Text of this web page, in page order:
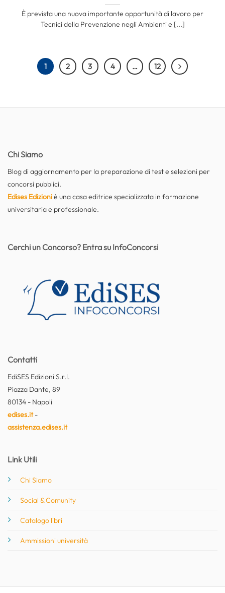
È prevista una nuova importante opportunità di lavoro per
Tecnici della Prevenzione negli Ambienti e [...]
1 2 3 4 … 12
Chi Siamo
Blog di aggiornamento per la preparazione di test e selezioni per
concorsi pubblici.
Edises Edizioniè una casa editrice specializzata in formazione
universitaria e professionale.
Contatti
EdiSES Edizioni S.r.l.
Piazza Dante, 89
80134 - Napoli
edises.it-
assistenza.edises.it
Link Utili
Chi Siamo
Social & Comunity
Catalogo libri
Ammissioni università
Cerchi un Concorso? Entra su InfoConcorsi